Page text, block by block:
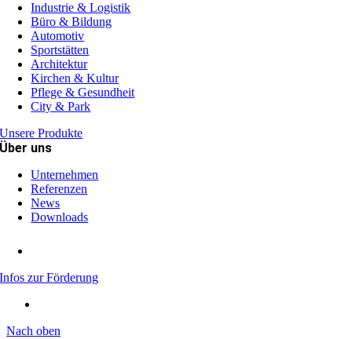
Industrie & Logistik
Büro & Bildung
Automotiv
Sportstätten
Architektur
Kirchen & Kultur
Pflege & Gesundheit
City & Park
Unsere Produkte
Über uns
Unternehmen
Referenzen
News
Downloads
Infos zur Förderung
Nach oben